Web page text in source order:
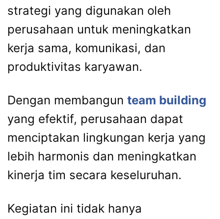
strategi yang digunakan oleh
perusahaan untuk meningkatkan
kerja sama, komunikasi, dan
produktivitas karyawan.
Dengan membangun team building
yang efektif, perusahaan dapat
menciptakan lingkungan kerja yang
lebih harmonis dan meningkatkan
kinerja tim secara keseluruhan.
Kegiatan ini tidak hanya